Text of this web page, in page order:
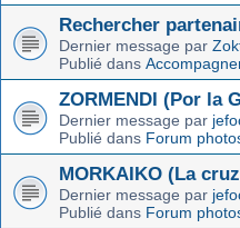
Rechercher
Dernier message par
Publié dans
ZORMENDI (Por la
Dernier message par
Publié dans Forum
MORKAIKO (La
Dernier message par
Publié dans Forum